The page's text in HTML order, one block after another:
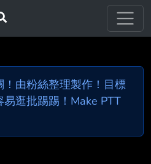
由粉絲整理製作！目標
逛批踢踢！Make PTT